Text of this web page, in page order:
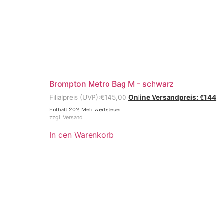
Brompton Metro Bag M – schwarz
€145,00 €
Enthält 20% Mehrwertsteuer
zzgl. Versand
In den Warenkorb